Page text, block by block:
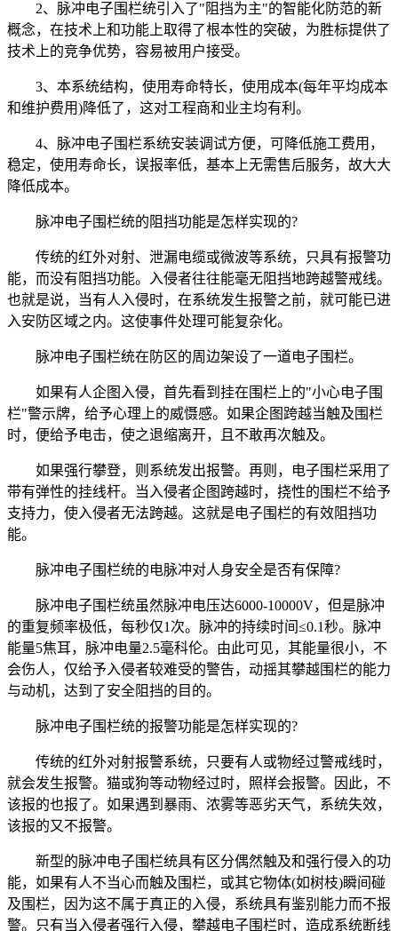
2、脉冲电子围栏统引入了"阻挡为主"的智能化防范的新
概念，在技术上和功能上取得了根本性的突破，为胜标提供了
技术上的竞争优势，容易被用户接受。
3、本系统结构，使用寿命特长，使用成本(每年平均成本
和维护费用)降低了，这对工程商和业主均有利。
4、脉冲电子围栏系统安装调试方便，可降低施工费用，
稳定，使用寿命长，误报率低，基本上无需售后服务，故大大
降低成本。
脉冲电子围栏统的阻挡功能是怎样实现的?
传统的红外对射、泄漏电缆或微波等系统，只具有报警功
能，而没有阻挡功能。入侵者往往能毫无阻挡地跨越警戒线。
也就是说，当有人入侵时，在系统发生报警之前，就可能已进
入安防区域之内。这使事件处理可能复杂化。
脉冲电子围栏统在防区的周边架设了一道电子围栏。
如果有人企图入侵，首先看到挂在围栏上的"小心电子围
栏"警示牌，给予心理上的威慑感。如果企图跨越当触及围栏
时，便给予电击，使之退缩离开，且不敢再次触及。
如果强行攀登，则系统发出报警。再则，电子围栏采用了
带有弹性的挂线杆。当入侵者企图跨越时，挠性的围栏不给予
支持力，使入侵者无法跨越。这就是电子围栏的有效阻挡功
能。
脉冲电子围栏统的电脉冲对人身安全是否有保障?
脉冲电子围栏统虽然脉冲电压达6000-10000V，但是脉冲
的重复频率极低，每秒仅1次。脉冲的持续时间≤0.1秒。脉冲
能量5焦耳，脉冲电量2.5毫科伦。由此可见，其能量很小，不
会伤人，仅给予入侵者较难受的警告，动摇其攀越围栏的能力
与动机，达到了安全阻挡的目的。
脉冲电子围栏统的报警功能是怎样实现的?
传统的红外对射报警系统，只要有人或物经过警戒线时，
就会发生报警。猫或狗等动物经过时，照样会报警。因此，不
该报的也报了。如果遇到暴雨、浓雾等恶劣天气，系统失效，
该报的又不报警。
新型的脉冲电子围栏统具有区分偶然触及和强行侵入的功
能，如果有人不当心而触及围栏，或其它物体(如树枝)瞬间碰
及围栏，因为这不属于真正的入侵，系统具有鉴别能力而不报
警。只有当入侵者强行入侵，攀越电子围栏时，造成系统断线